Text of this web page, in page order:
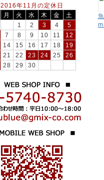
2016年11月の定休日
月 火 水 木 金
土
1
2 3 4
5
7 8 9 10 11
12
14 15 16 17 18
19
21 22 23 24 25
26
28 29 30